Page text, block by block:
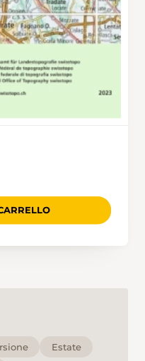
tutto diventa
sulla sponda
Cabbio e si
e si attraversa il
verso
può fare una
mulattiera
da aprile a
Estate